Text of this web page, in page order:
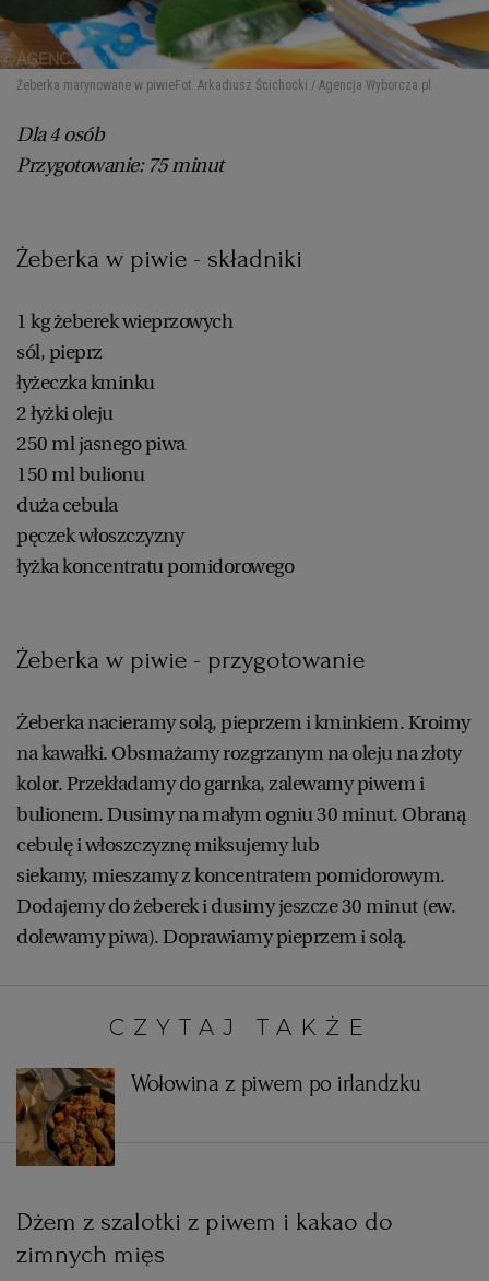
Żeberka marynowane w piwieFot. Arkadiusz Ścichocki / Agencja Wyborcza.pl
Dla 4 osób
Przygotowanie: 75 minut
Żeberka w piwie - składniki
1 kg żeberek wieprzowych
sól, pieprz
łyżeczka kminku
2 łyżki oleju
250 ml jasnego piwa
150 ml bulionu
duża cebula
pęczek włoszczyzny
łyżka koncentratu pomidorowego
Żeberka w piwie - przygotowanie
Żeberka nacieramy solą, pieprzem i kminkiem. Kroimy
na kawałki. Obsmażamy rozgrzanym na oleju na złoty
kolor. Przekładamy do garnka, zalewamy piwem i
bulionem. Dusimy na małym ogniu 30 minut. Obraną
cebulę i włoszczyznę miksujemy lub
siekamy, mieszamy z koncentratem pomidorowym.
Dodajemy do żeberek i dusimy jeszcze 30 minut (ew.
dolewamy piwa). Doprawiamy pieprzem i solą.
CZYTAJ TAKŻE:
Wołowina z piwem po irlandzku
Dżem z szalotki z piwem i kakao do
zimnych mięs